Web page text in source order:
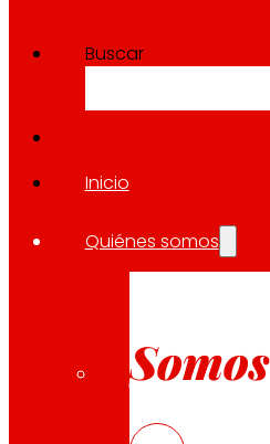
Buscar
Inicio
Quiénes somos
Somos